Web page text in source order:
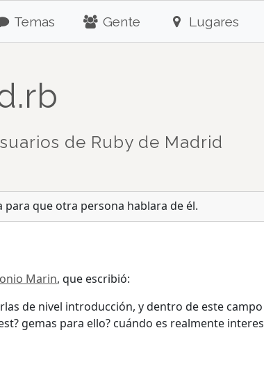
Temas Gente Lugares
de Ruby de Madrid
para que otra persona hablara de él.
Marin, que escribió:
de nivel introducción, y dentro de este
gemas para ello? cuándo es realmente